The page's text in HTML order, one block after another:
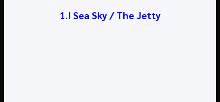
1.I Sea Sky / The Jetty